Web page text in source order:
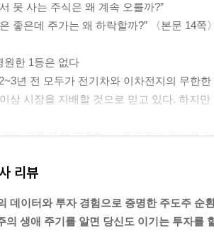
못 사는 주식은 왜 계속 오를까?”
좋은데 주가는 왜 하락할까?” 〈본문 14쪽
원한 1등은 없다
년 전 모두가 전기차와 이차전지의 무한
상 시장을 지배할 것으로 믿고 있다. 하지
의 교훈 또한 명확하다. 주도주의 몰락은
매수세를 유입시키지 못할 때 찾아온다. ‘
격의 나팔 소리
리뷰
데이터와 투자 경험으로 증명한 주도주 순
의 생애 주기를 알면 당신도 이기는 투자를